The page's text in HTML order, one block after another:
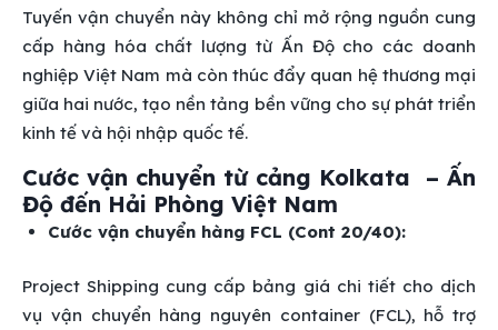
Tuyến vận chuyển này không chỉ mở rộng nguồn cung
cấp hàng hóa chất lượng từ Ấn Độ cho các doanh
nghiệp Việt Nam mà còn thúc đẩy quan hệ thương mại
giữa hai nước, tạo nền tảng bền vững cho sự phát triển
kinh tế và hội nhập quốc tế.
Cước vận chuyển từ cảng Kolkata – Ấn
Độ đến Hải Phòng Việt Nam
Cước vận chuyển hàng FCL (Cont 20/40):
Project Shipping cung cấp bảng giá chi tiết cho dịch
vụ vận chuyển hàng nguyên container (FCL), hỗ trợ